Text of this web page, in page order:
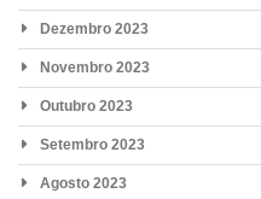
Dezembro 2023
Novembro 2023
Outubro 2023
Setembro 2023
Agosto 2023